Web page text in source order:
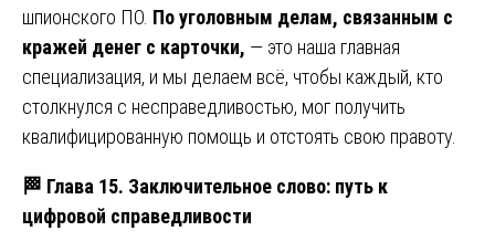
шпионского ПО. По уголовным делам, связанным с
кражей денег с карточки, — это наша главная
специализация, и мы делаем всё, чтобы каждый, кто
столкнулся с несправедливостью, мог получить
квалифицированную помощь и отстоять свою правоту.
🏁 Глава 15. Заключительное слово: путь к
цифровой справедливости